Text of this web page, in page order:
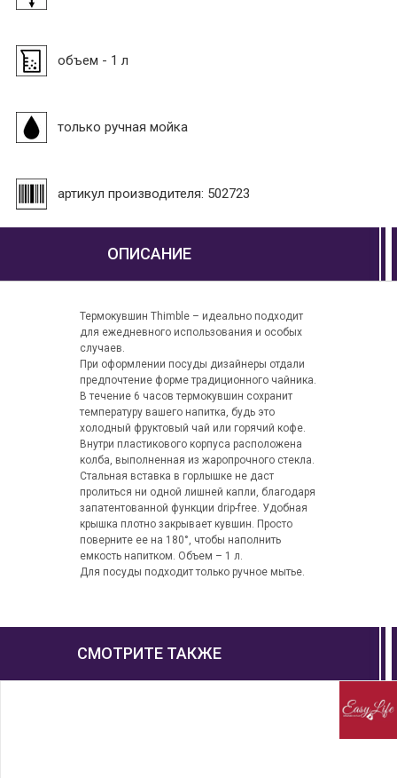
объем - 1 л
только ручная мойка
артикул производителя: 502723
ОПИСАНИЕ
Термокувшин Thimble – идеально подходит
для ежедневного использования и особых
случаев.
При оформлении посуды дизайнеры отдали
предпочтение форме традиционного чайника.
В течение 6 часов термокувшин сохранит
температуру вашего напитка, будь это
холодный фруктовый чай или горячий кофе.
Внутри пластикового корпуса расположена
колба, выполненная из жаропрочного стекла.
Стальная вставка в горлышке не даст
пролиться ни одной лишней капли, благодаря
запатентованной функции drip-free. Удобная
крышка плотно закрывает кувшин. Просто
поверните ее на 180°, чтобы наполнить
емкость напитком. Объем – 1 л.
Для посуды подходит только ручное мытье.
СМОТРИТЕ ТАКЖЕ